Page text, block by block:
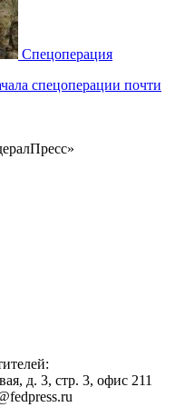
Спецоперация
спецоперации почти
д. 3, стр. 3, офис 211